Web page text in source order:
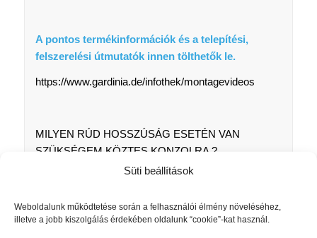
Süti beállítások
Weboldalunk működtetése során a felhasználói élmény növeléséhez,
illetve a jobb kiszolgálás érdekében oldalunk “cookie”-kat használ.
A pontos termékinformációk és a telepítési,
felszerelési útmutatók innen tölthetők le.
https://www.gardinia.de/infothek/montagevideos
MILYEN RÚD HOSSZÚSÁG ESETÉN VAN
SZÜKSÉGEM KÖZTES KONZOLRA ?
A rúd átmérőjétől függ, – 200cm-rúdhossz felett – 3